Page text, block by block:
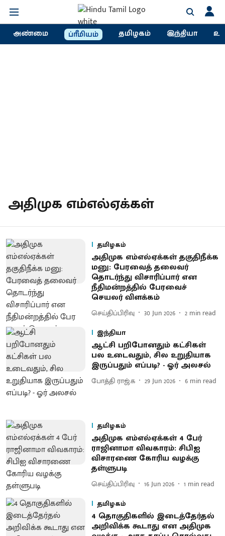
அண்மை ப்ரீமியம் தமிழகம் இந்தியா
அதிமுக எம்எல்ஏக்கள்
தமிழகம்
அதிமுக எம்எல்ஏக்கள் தகுதிநீக்க
மனு: பேரவைத் தலைவர்
தொடர்ந்து விசாரிப்பார் என
நீதிமன்றத்தில் பேர​வைச்
செயலர் விளக்கம்
செய்திப்பிரிவு 30 Jun 2026 2 min read
இந்தியா
ஆட்சி பறிபோனதும் கட்சிகள்
பல உடைவதும், சில உறுதியாக
இருப்பதும் எப்படி? - ஓர் அலசல்
போத்தி ராஜ்.க 29 Jun 2026 6 min read
தமிழகம்
அதிமுக எம்எல்ஏக்கள் 4 பேர்
ராஜினாமா விவகாரம்: சிபிஐ
விசாரணை கோரிய வழக்கு
தள்ளுபடி
செய்திப்பிரிவு 16 Jun 2026 1 min read
தமிழகம்
4 தொகுதிகளில் இடைத்தேர்தல்
அறிவிக்க கூடாது என அதிமுக